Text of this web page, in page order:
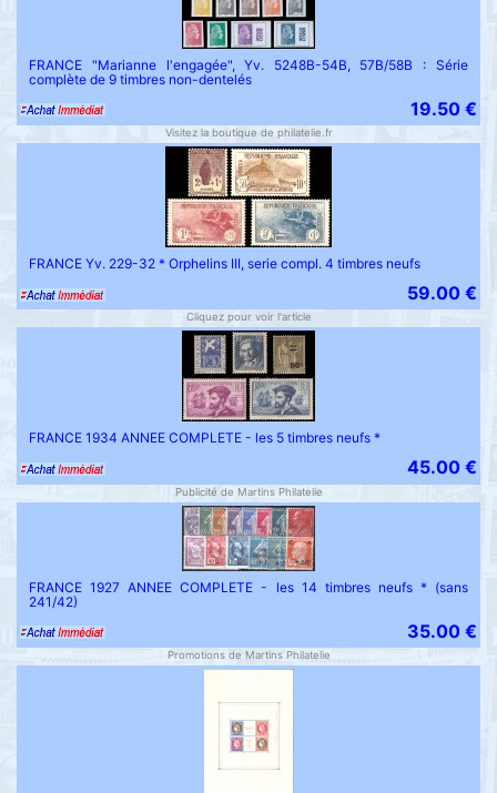
FRANCE "Marianne l'engagée", Yv. 5248B-54B, 57B/58B : Série
complète de 9 timbres non-dentelés
19.50 €
Visitez la boutique de philatelie.fr
FRANCE Yv. 229-32 * Orphelins III, serie compl. 4 timbres neufs
59.00 €
Cliquez pour voir l'article
FRANCE 1934 ANNEE COMPLETE - les 5 timbres neufs *
45.00 €
Publicité de Martins Philatelie
FRANCE 1927 ANNEE COMPLETE - les 14 timbres neufs * (sans
241/42)
35.00 €
Promotions de Martins Philatelie